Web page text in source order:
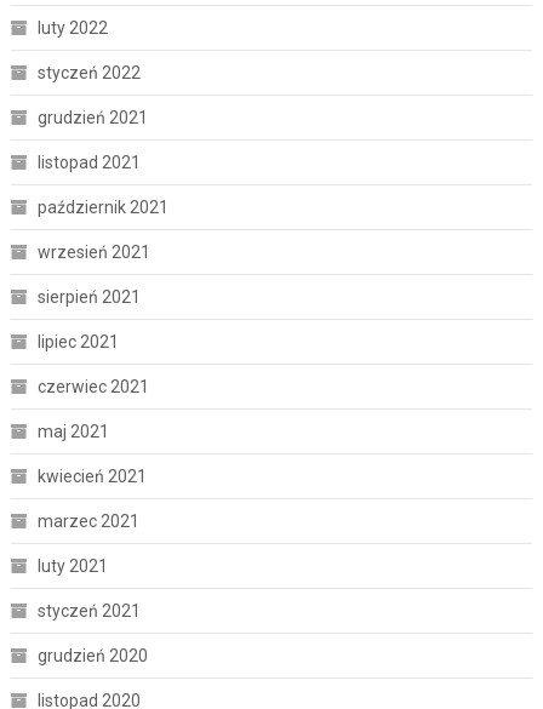
luty 2022
styczeń 2022
grudzień 2021
listopad 2021
październik 2021
wrzesień 2021
sierpień 2021
lipiec 2021
czerwiec 2021
maj 2021
kwiecień 2021
marzec 2021
luty 2021
styczeń 2021
grudzień 2020
listopad 2020